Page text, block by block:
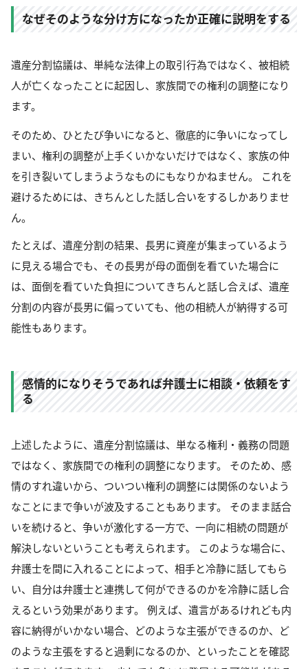
なぜそのような分け方になったか正確に説明をする
遺産分割協議は、単純な法律上の取引行為ではなく、被相続
人が亡くなったことに起因し、家族間での権利の調整になり
ます。
そのため、ひとたび争いになると、徹底的に争いになってし
まい、権利の調整が上手くいかないだけではなく、家族の仲
を引き裂いてしまうようなものにもなりかねません。 これを
避けるためには、きちんとした話し合いをするしかありませ
ん。
たとえば、遺産分割の結果、長男に資産が集まっているよう
に見える場合でも、その長男が母の面倒を看ていた場合に
は、面倒を看ていた負担についてきちんと話し合えば、遺産
分割の内容が長男に偏っていても、他の相続人が納得する可
能性もあります。
感情的になりそうであれば弁護士に相談・依頼をす
る
上述したように、遺産分割協議は、単なる権利・義務の問題
ではなく、家族間での権利の調整になります。 そのため、感
情のすれ違いから、ついつい権利の調整には関係のないよう
なことにまで争いが波及することもあります。 そのまま話合
いを続けると、争いが激化する一方で、一向に相続の問題が
解決しないということも考えられます。 このような場合に、
弁護士を間に入れることによって、相手と冷静に話してもら
い、自分は弁護士と連携して何ができるのかを冷静に話し合
えるという効果があります。 例えば、遺言があるけれども内
容に納得がいかない場合、どのような主張ができるのか、ど
のような主張をすると過剰になるのか、といったことを確認